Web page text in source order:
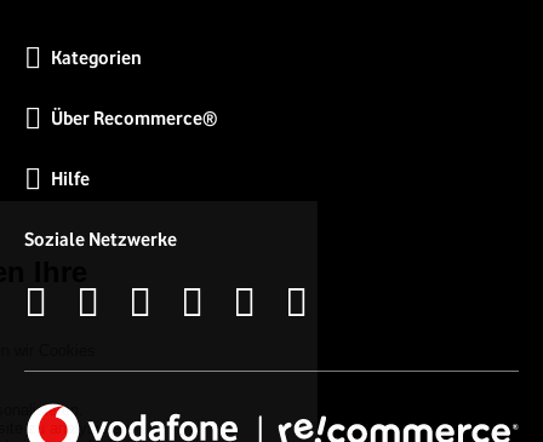
Kategorien
Über Recommerce®
Hilfe
Soziale Netzwerke